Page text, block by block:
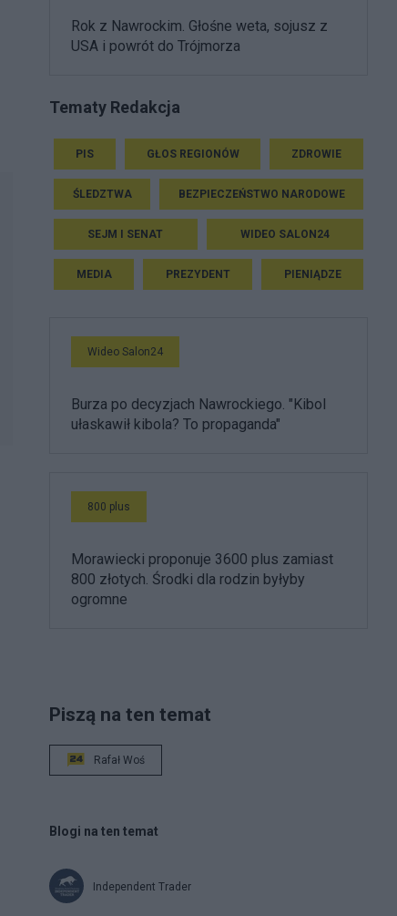
Rok z Nawrockim. Głośne weta, sojusz z
USA i powrót do Trójmorza
Tematy Redakcja
PIS GŁOS REGIONÓW ZDROWIE
ŚLEDZTWA BEZPIECZEŃSTWO NARODOWE
SEJM I SENAT WIDEO SALON24
MEDIA PREZYDENT PIENIĄDZE
Wideo Salon24
Burza po decyzjach Nawrockiego. "Kibol
ułaskawił kibola? To propaganda"
800 plus
Morawiecki proponuje 3600 plus zamiast
800 złotych. Środki dla rodzin byłyby
ogromne
Piszą na ten temat
Rafał Woś
Blogi na ten temat
Independent Trader